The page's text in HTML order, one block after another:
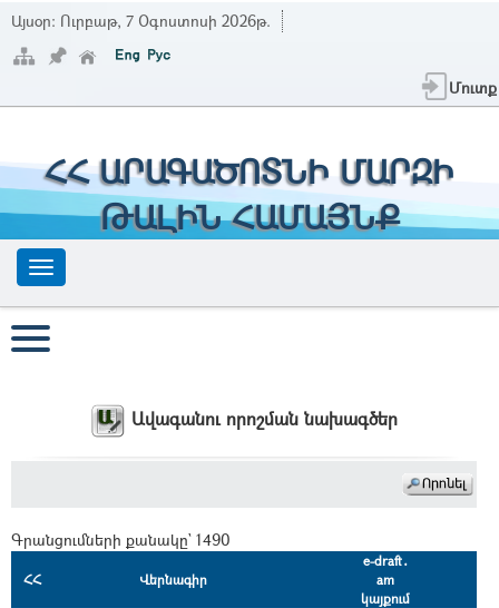
Այսօր: Ուրբաթ, 7 Օգոստոսի 2026թ.
Մուտք
ՀՀ ԱՐԱԳԱԾՈՏՆԻ ՄԱՐԶԻ
ԹԱԼԻՆ ՀԱՄԱՅՆՔ
Ավագանու որոշման նախագծեր
Գրանցումների քանակը` 1490
ՀՀ Վերնագիր
e-draft․
am
կայքում